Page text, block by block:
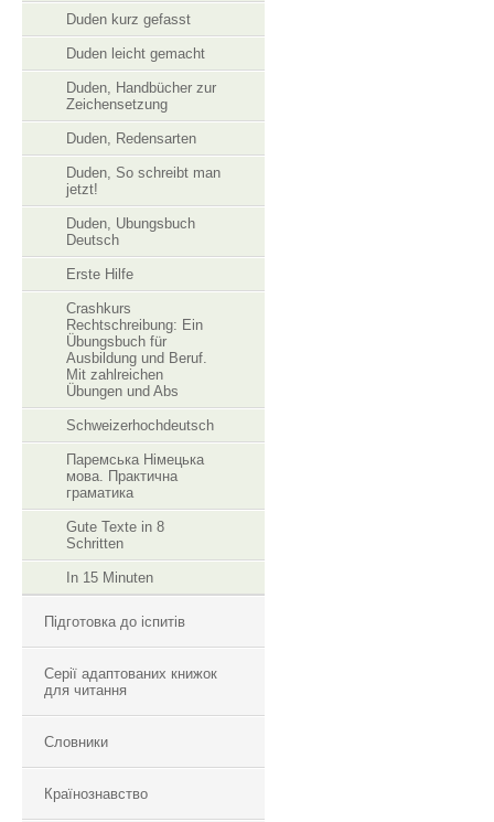
Duden kurz gefasst
Duden leicht gemacht
Duden, Handbücher zur
Zeichensetzung
Duden, Redensarten
Duden, So schreibt man
jetzt!
Duden, Ubungsbuch
Deutsch
Erste Hilfe
Crashkurs
Rechtschreibung: Ein
Übungsbuch für
Ausbildung und Beruf.
Mit zahlreichen
Übungen und Abs
Schweizerhochdeutsch
Паремська Німецька
мова. Практична
граматика
Gute Texte in 8
Schritten
In 15 Minuten
Підготовка до іспитів
Серії адаптованих книжок
для читання
Словники
Країнознавство